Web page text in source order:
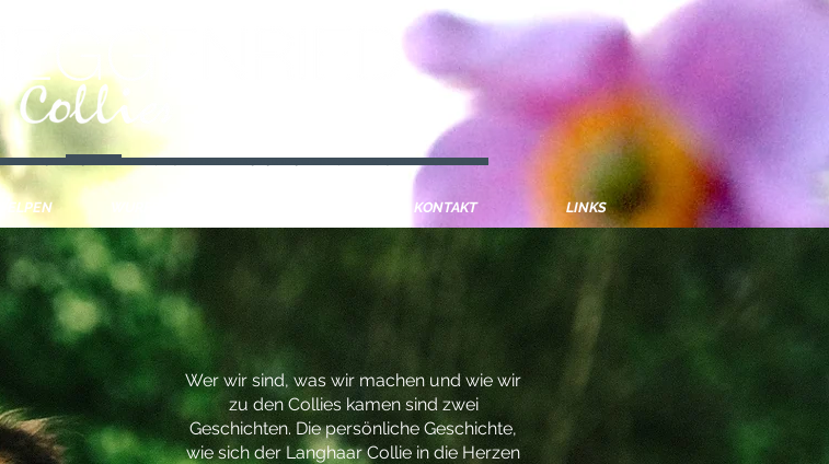
Lassie Collie Welpen
WELPEN KONTAKT LINKS
Wer wir sind, was wir machen und wie wir
zu den Collies kamen sind zwei
Geschichten. Die persönliche Geschichte,
wie sich der Langhaar Collie in die Herzen